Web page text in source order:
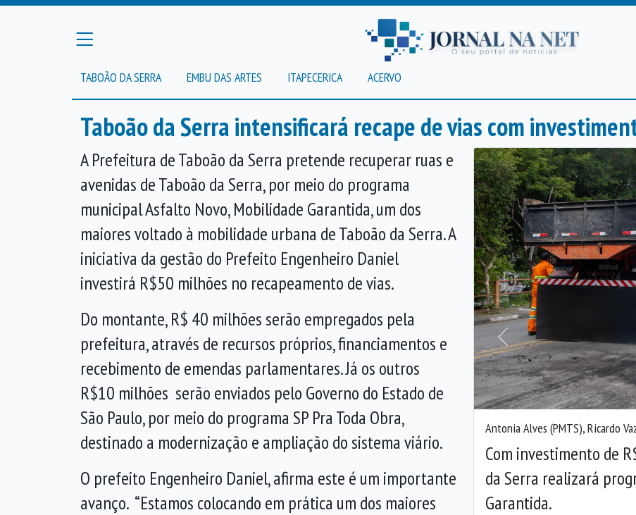
TABOÃO DA SERRA EMBU DAS ARTES ITAPECERICA ACERVO
Taboão da Serra intensificará recape de vias com
Antonia Alves (PMTS), Ricardo
Com investimento de
da Serra realizará
Garantida.
Anterior
A Prefeitura de Taboão da Serra pretende recuperar ruas e
avenidas de Taboão da Serra, por meio do programa
municipal Asfalto Novo, Mobilidade Garantida, um dos
maiores voltado à mobilidade urbana de Taboão da Serra. A
iniciativa da gestão do Prefeito Engenheiro Daniel
investirá R$50 milhões no recapeamento de vias.
Do montante, R$ 40 milhões serão empregados pela
prefeitura, através de recursos próprios, financiamentos e
recebimento de emendas parlamentares. Já os outros
R$10 milhões serão enviados pelo Governo do Estado de
São Paulo, por meio do programa SP Pra Toda Obra,
destinado a modernização e ampliação do sistema viário.
O prefeito Engenheiro Daniel, afirma este é um importante
avanço. “Estamos colocando em prática um dos maiores